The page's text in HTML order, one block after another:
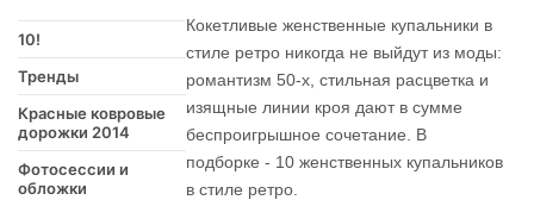
10!
Тренды
Красные ковровые
дорожки 2014
Фотосессии и
обложки
Кокетливые женственные купальники в
стиле ретро никогда не выйдут из моды:
романтизм 50-х, стильная расцветка и
изящные линии кроя дают в сумме
беспроигрышное сочетание. В
подборке - 10 женственных купальников
в стиле ретро.